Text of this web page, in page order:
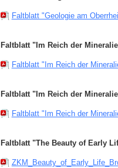
Faltblatt "Geologie am
Faltblatt "Im Reich der
Faltblatt "Im Reich der
Faltblatt "Im Reich der
Faltblatt "Im Reich der
Faltblatt "The Beauty of Early